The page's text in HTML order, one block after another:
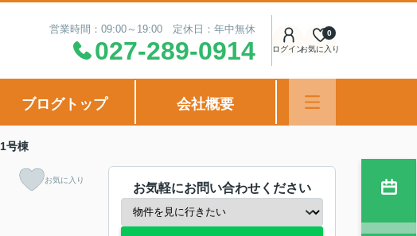
営業時間：09:00～19:00 定休日：年中無休
027-289-0914 ログインお気に入り
0
ブログトップ 会社概要
1号棟
お気に入り
お気軽にお問い合わせください